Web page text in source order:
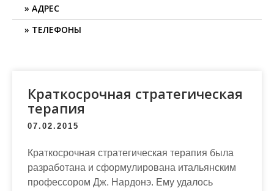
АДРЕС
ТЕЛЕФОНЫ
Краткосрочная стратегическая
терапия
07.02.2015
Краткосрочная стратегическая терапия была
разработана и сформулирована итальянским
профессором Дж. Нардонэ. Ему удалось